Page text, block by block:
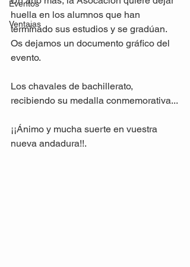
Eventos
Ventajas
huella en los alumnos que han
terminado sus estudios y se gradúan.
Os dejamos un documento gráfico del
evento.
Los chavales de bachillerato,
recibiendo su medalla conmemorativa...
¡¡Ánimo y mucha suerte en vuestra
nueva andadura!!.